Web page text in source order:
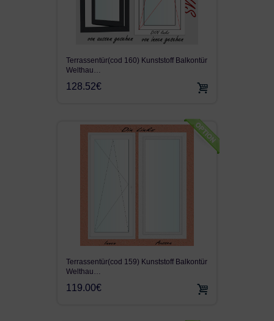
Terrassentür(cod 160) Kunststoff Balkontür
Welthau…
128.52€
Terrassentür(cod 159) Kunststoff Balkontür
Welthau…
119.00€